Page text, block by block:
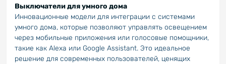
Выключатели для умного дома
Инновационные модели для интеграции с системами
умного дома, которые позволяют управлять освещением
через мобильные приложения или голосовые помощники,
такие как Alexa или Google Assistant. Это идеальное
решение для современных пользователей, ценящих